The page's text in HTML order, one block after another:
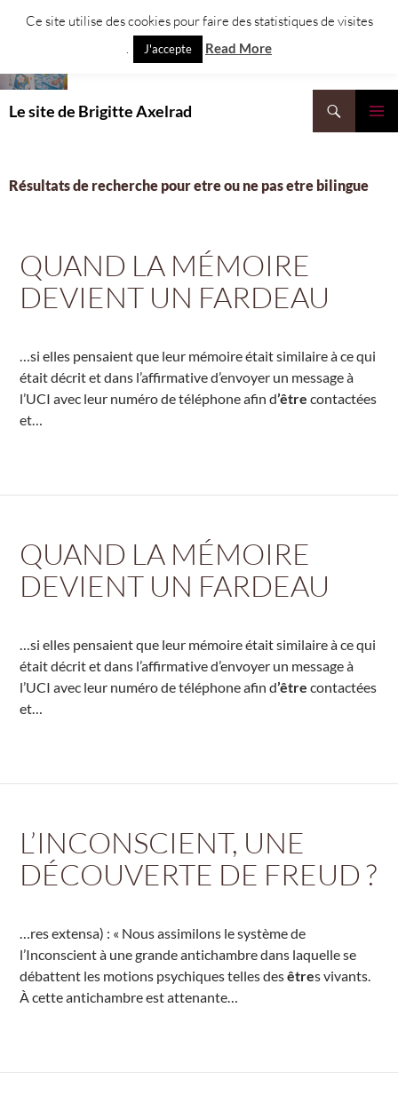
Le site de Brigitte Axelrad
Résultats de recherche pour etre ou ne pas etre bilingue
QUAND LA MÉMOIRE
DEVIENT UN FARDEAU
…si elles pensaient que leur mémoire était similaire à ce qui
était décrit et dans l’affirmative d’envoyer un message à
l’UCI avec leur numéro de téléphone afin d’être contactées
et…
QUAND LA MÉMOIRE
DEVIENT UN FARDEAU
…si elles pensaient que leur mémoire était similaire à ce qui
était décrit et dans l’affirmative d’envoyer un message à
l’UCI avec leur numéro de téléphone afin d’être contactées
et…
L’INCONSCIENT, UNE
DÉCOUVERTE DE FREUD ?
…res extensa) : « Nous assimilons le système de
l’Inconscient à une grande antichambre dans laquelle se
débattent les motions psychiques telles desêtres vivants.
À cette antichambre est attenante…
Ce site utilise des cookies pour faire des statistiques de visites
.
J'accepte Read More